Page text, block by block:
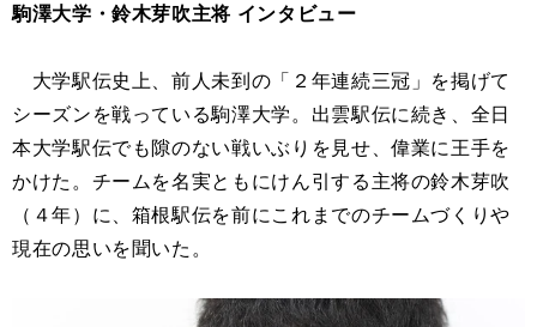
駒澤大学・鈴木芽吹主将 インタビュー
大学駅伝史上、前人未到の「２年連続三冠」を掲げて
シーズンを戦っている駒澤大学。出雲駅伝に続き、全日
本大学駅伝でも隙のない戦いぶりを見せ、偉業に王手を
かけた。チームを名実ともにけん引する主将の鈴木芽吹
（４年）に、箱根駅伝を前にこれまでのチームづくりや
現在の思いを聞いた。